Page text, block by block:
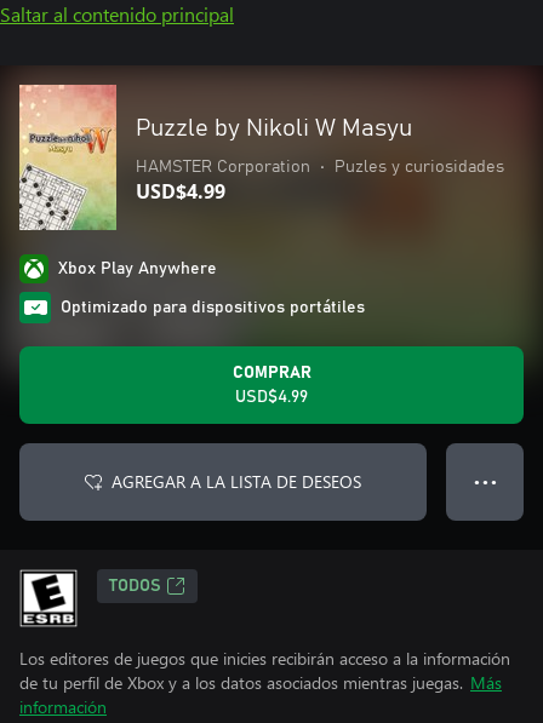
Saltar al contenido principal
Puzzle by Nikoli W Masyu
HAMSTER Corporation • Puzles y curiosidades
USD$4.99
Xbox Play Anywhere
Optimizado para dispositivos portátiles
COMPRAR
USD$4.99
AGREGAR A LA LISTA DE DESEOS ● ● ●
TODOS
Los editores de juegos que inicies recibirán acceso a la información
de tu perfil de Xbox y a los datos asociados mientras juegas. Más
información